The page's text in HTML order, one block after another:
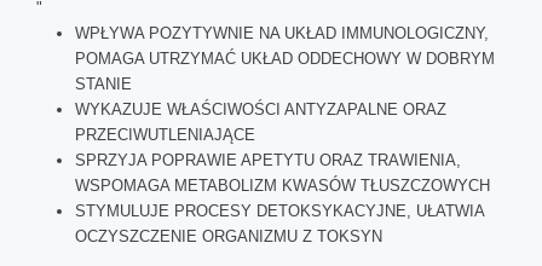
"
WPŁYWA POZYTYWNIE NA UKŁAD IMMUNOLOGICZNY,
POMAGA UTRZYMAĆ UKŁAD ODDECHOWY W DOBRYM
STANIE
WYKAZUJE WŁAŚCIWOŚCI ANTYZAPALNE ORAZ
PRZECIWUTLENIAJĄCE
SPRZYJA POPRAWIE APETYTU ORAZ TRAWIENIA,
WSPOMAGA METABOLIZM KWASÓW TŁUSZCZOWYCH
STYMULUJE PROCESY DETOKSYKACYJNE, UŁATWIA
OCZYSZCZENIE ORGANIZMU Z TOKSYN